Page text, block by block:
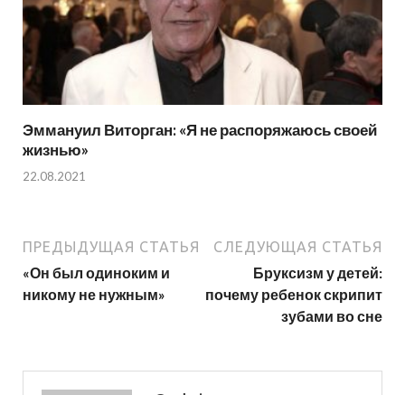
Эммануил Виторган: «Я не распоряжаюсь своей
жизнью»
22.08.2021
ПРЕДЫДУЩАЯ СТАТЬЯ
«Он был одиноким и
никому не нужным»
СЛЕДУЮЩАЯ СТАТЬЯ
Бруксизм у детей:
почему ребенок скрипит
зубами во сне